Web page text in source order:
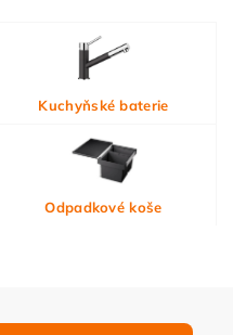
podmínkami ochrany
Kuchyňské baterie
Odpadkové koše